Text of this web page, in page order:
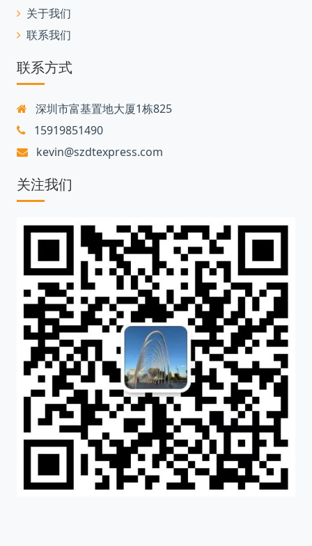
关于我们
联系我们
联系方式
深圳市富基置地大厦1栋825
15919851490
kevin@szdtexpress.com
关注我们